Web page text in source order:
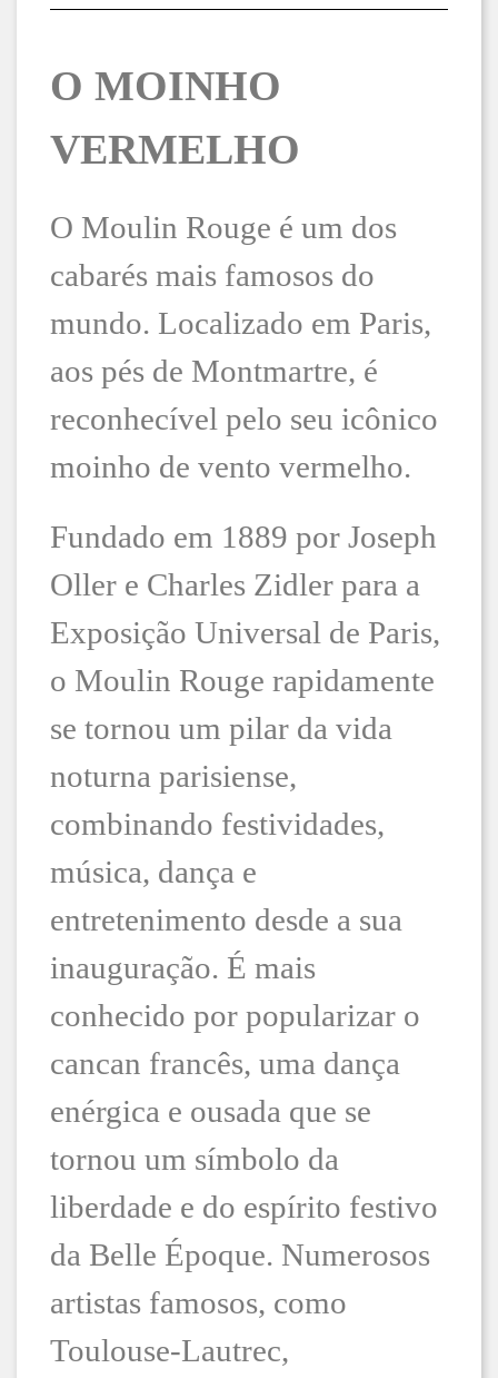
O MOINHO
VERMELHO
O Moulin Rouge é um dos
cabarés mais famosos do
mundo. Localizado em Paris,
aos pés de Montmartre, é
reconhecível pelo seu icônico
moinho de vento vermelho.
Fundado em 1889 por Joseph
Oller e Charles Zidler para a
Exposição Universal de Paris,
o Moulin Rouge rapidamente
se tornou um pilar da vida
noturna parisiense,
combinando festividades,
música, dança e
entretenimento desde a sua
inauguração. É mais
conhecido por popularizar o
cancan francês, uma dança
enérgica e ousada que se
tornou um símbolo da
liberdade e do espírito festivo
da Belle Époque. Numerosos
artistas famosos, como
Toulouse-Lautrec,